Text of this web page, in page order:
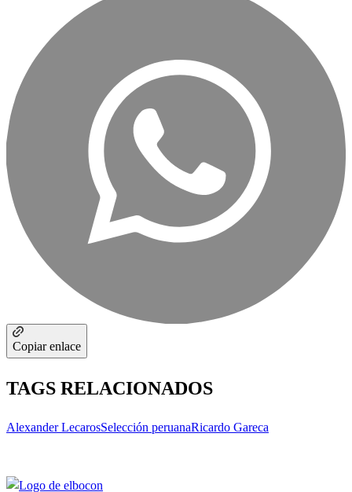
Copiar enlace
TAGS RELACIONADOS
Alexander LecarosSelección peruanaRicardo Gareca